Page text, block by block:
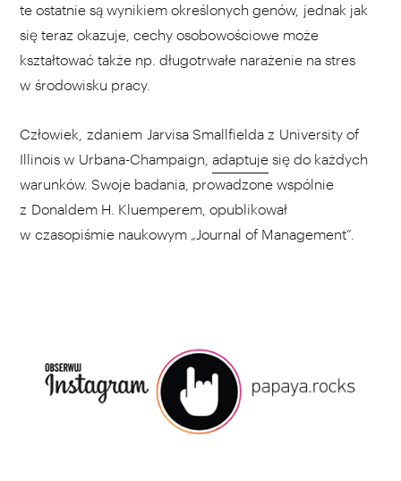
te ostatnie są wynikiem określonych genów, jednak jak
się teraz okazuje, cechy osobowościowe może
kształtować także np. długotrwałe narażenie na stres
w środowisku pracy.
Człowiek, zdaniem Jarvisa Smallfielda z University of
Illinois w Urbana-Champaign, adaptuje się do każdych
warunków. Swoje badania, prowadzone wspólnie
z Donaldem H. Kluemperem, opublikował
w czasopiśmie naukowym „Journal of Management”.